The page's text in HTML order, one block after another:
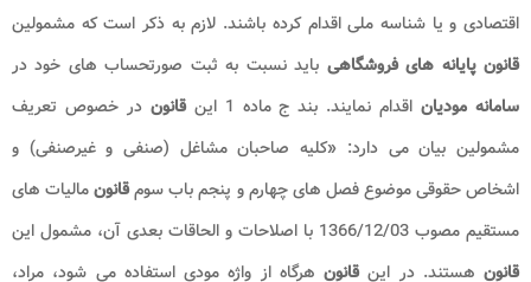
اقتصادی و یا شناسه ملی اقدام کرده باشند. لازم به ذکر است که مشمولین
قانون پایانه های فروشگاهی باید نسبت به ثبت صورتحساب های خود در
سامانه مودیاناقدام نمایند. بند ج ماده 1 این قانون در خصوص تعریف
مشمولین بیان می دارد: «کلیه صاحبان مشاغل (صنفی و غیرصنفی) و
اشخاص حقوقی موضوع فصل های چهارم و پنجم باب سومقانونمالیات‌ های
مستقیم مصوب 1366/12/03 با اصلاحات و الحاقات بعدی آن، مشمول این
قانون هستند. در اینقانون هرگاه از واژه مودی استفاده می‌ شود، مراد،